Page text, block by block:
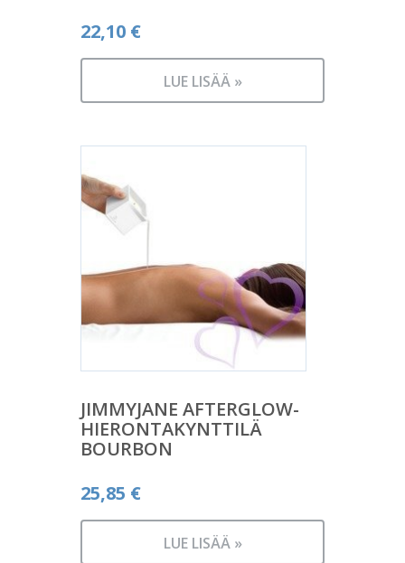
22,10 €
LUE LISÄÄ »
JIMMYJANE AFTERGLOW-
HIERONTAKYNTTILÄ
BOURBON
25,85 €
LUE LISÄÄ »